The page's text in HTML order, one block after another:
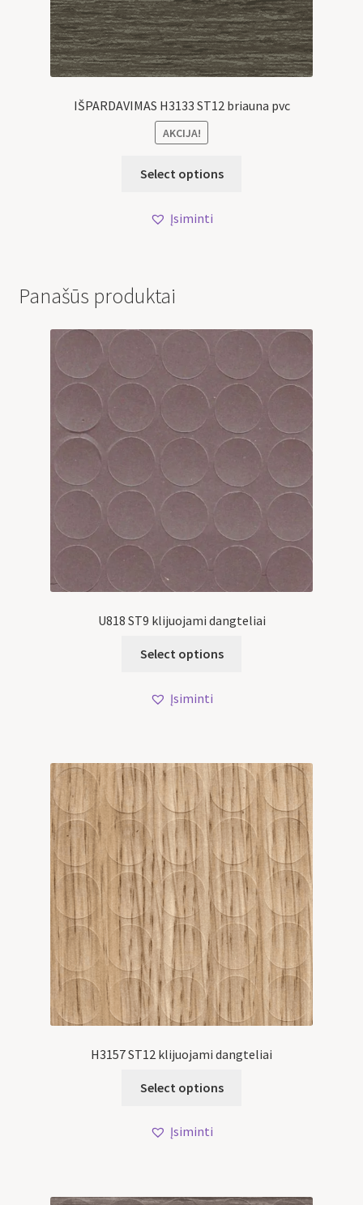
IŠPARDAVIMAS H3133 ST12 briauna pvc
AKCIJA!
Select options
Įsiminti
Panašūs produktai
U818 ST9 klijuojami dangteliai
Select options
Įsiminti
H3157 ST12 klijuojami dangteliai
Select options
Įsiminti